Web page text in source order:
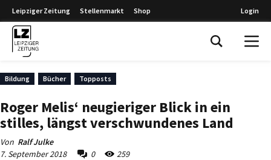
Leipziger Zeitung Stellenmarkt Shop Login
Bildung Bücher Topposts
Roger Melis‘ neugieriger Blick in ein
stilles, längst verschwundenes Land
Von Ralf Julke
7. September 2018
0 259